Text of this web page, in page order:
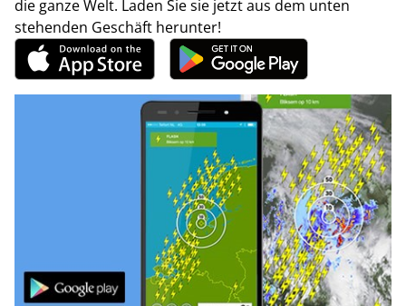
die ganze Welt. Laden Sie sie jetzt aus dem unten
stehenden Geschäft herunter!